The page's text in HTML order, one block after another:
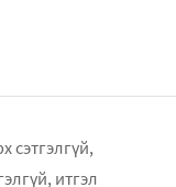
сэтгэлгүй,
итгэл